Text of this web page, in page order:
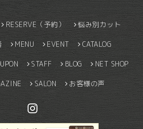
RESERVE（予約） 悩み別カット
MENU EVENT CATALOG
STAFF BLOG NET SHOP
SALON お客様の声